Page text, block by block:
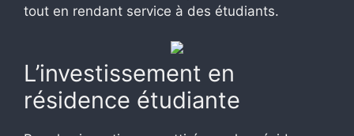
tout en rendant service à des étudiants.
L’investissement en
résidence étudiante